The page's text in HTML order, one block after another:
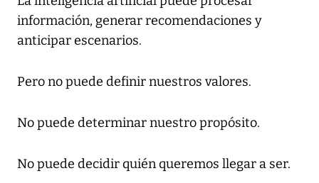
información, generar recomendaciones y
anticipar escenarios.
Pero no puede definir nuestros valores.
No puede determinar nuestro propósito.
No puede decidir quién queremos llegar a ser.